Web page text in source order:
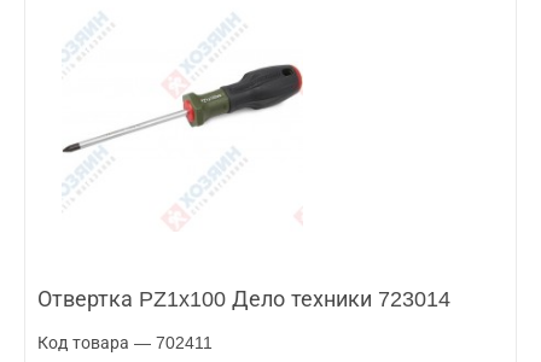
Отвертка PZ1x100 Дело техники 723014
Код товара — 702411